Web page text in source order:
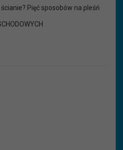
Pięć sposobów na pleśń